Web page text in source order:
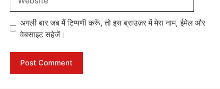
अगली बार जब मैं टिप्पणी करूँ, तो इस ब्राउज़र में मेरा नाम, ईमेल और
वेबसाइट सहेजें।